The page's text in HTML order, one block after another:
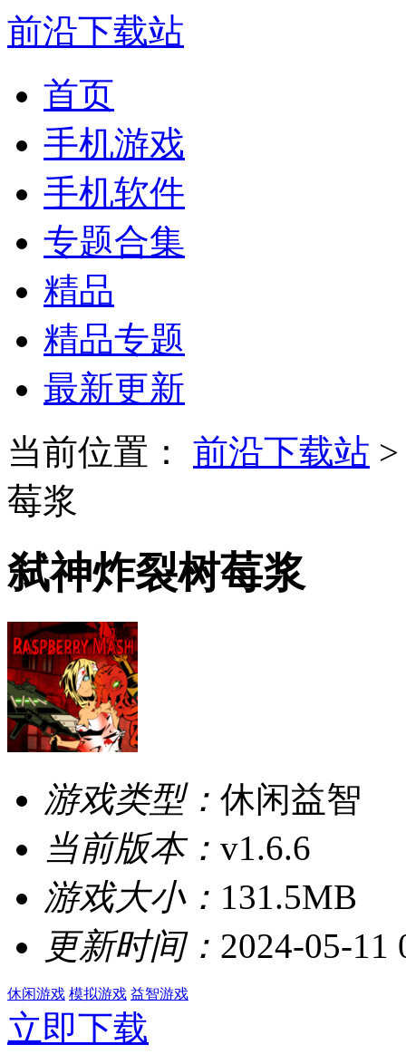
前沿下载站
首页
手机游戏
手机软件
专题合集
精品
精品专题
最新更新
当前位置：
前沿下载站
莓浆
弑神炸裂树莓浆
游戏类型： 休闲益智
当前版本： v1.6.6
游戏大小： 131.5MB
更新时间： 2024-05-11
休闲游戏 模拟游戏 益智游戏
立即下载